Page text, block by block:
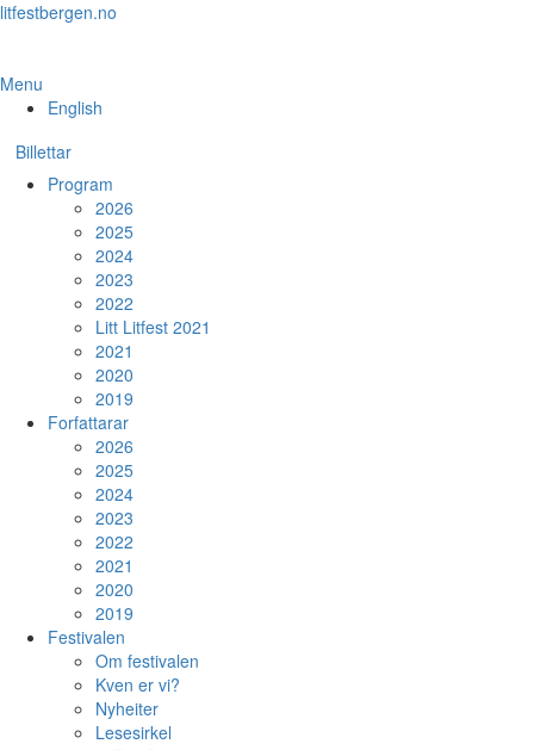
Skip
content
litfestbergen.no
Menu
English
Billettar
Program
2026
2025
2024
2023
2022
Litt Litfest 2021
2021
2020
2019
Forfattarar
2026
2025
2024
2023
2022
2021
2020
2019
Festivalen
Om festivalen
Kven er vi?
Nyheiter
Lesesirkel